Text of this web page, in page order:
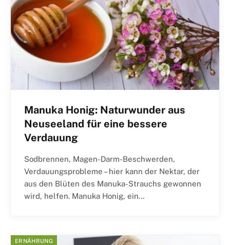
Manuka Honig: Naturwunder aus
Neuseeland für eine bessere
Verdauung
Sodbrennen, Magen-Darm-Beschwerden,
Verdauungsprobleme – hier kann der Nektar, der
aus den Blüten des Manuka-Strauchs gewonnen
wird, helfen. Manuka Honig, ein…
ERNÄHRUNG